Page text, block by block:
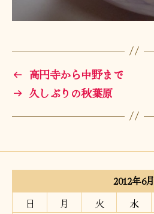
← 高円寺から中野まで
→ 久しぶりの秋葉原
2012年6月
日
月 火 水